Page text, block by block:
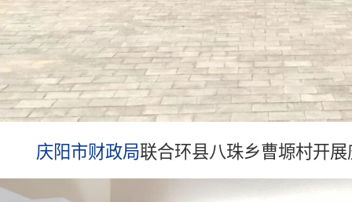
庆阳市财政局联合环县八珠乡曹塬村开